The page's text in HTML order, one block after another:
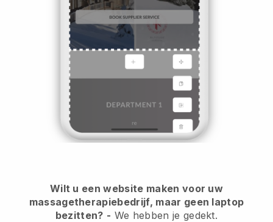
Wilt u een website maken voor uw
massagetherapiebedrijf, maar geen laptop
bezitten? - We hebben je gedekt.